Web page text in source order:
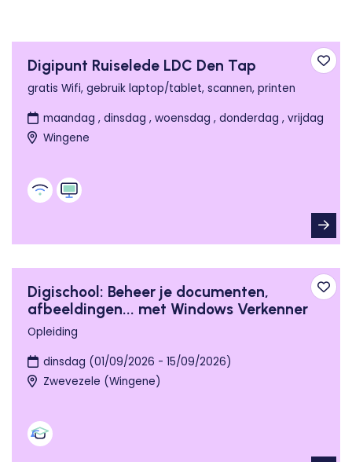
Digipunt Ruiselede LDC Den Tap
gratis Wifi, gebruik laptop/tablet, scannen, printen
maandag , dinsdag , woensdag , donderdag , vrijdag
Wingene
Digischool: Beheer je documenten,
afbeeldingen... met Windows Verkenner
Opleiding
dinsdag (01/09/2026 - 15/09/2026)
Zwevezele (Wingene)